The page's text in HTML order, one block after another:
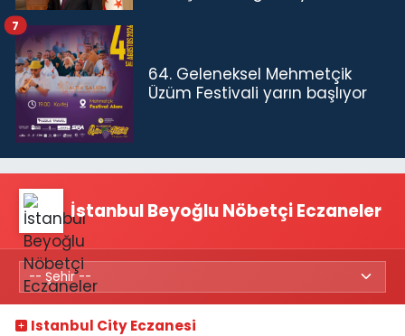
64. Geleneksel Mehmetçik
Üzüm Festivali yarın başlıyor
7
İstanbul Beyoğlu Nöbetçi Eczaneler
Istanbul City Eczanesi